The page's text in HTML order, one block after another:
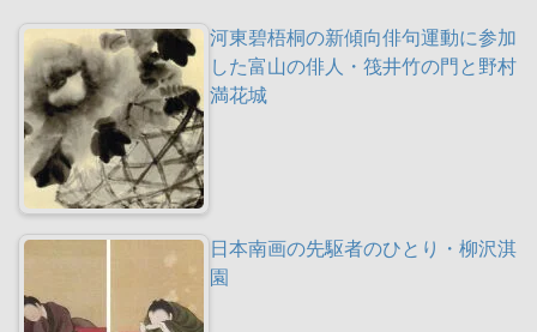
河東碧梧桐の新傾向俳句運動に参加
した富山の俳人・筏井竹の門と野村
満花城
日本南画の先駆者のひとり・柳沢淇
園